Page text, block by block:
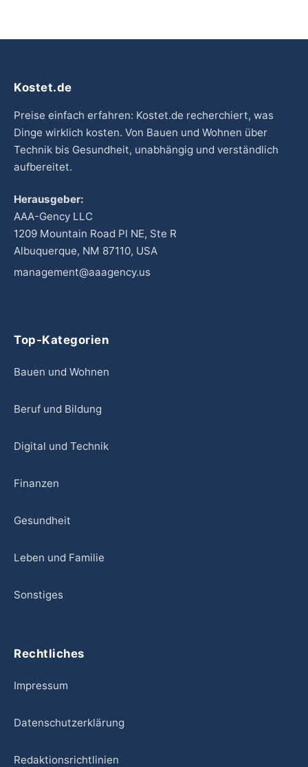
Kostet.de
Preise einfach erfahren: Kostet.de recherchiert, was
Dinge wirklich kosten. Von Bauen und Wohnen über
Technik bis Gesundheit, unabhängig und verständlich
aufbereitet.
Herausgeber:
AAA-Gency LLC
1209 Mountain Road Pl NE, Ste R
Albuquerque, NM 87110, USA
management@aaagency.us
Top-Kategorien
Bauen und Wohnen
Beruf und Bildung
Digital und Technik
Finanzen
Gesundheit
Leben und Familie
Sonstiges
Rechtliches
Impressum
Datenschutzerklärung
Redaktionsrichtlinien